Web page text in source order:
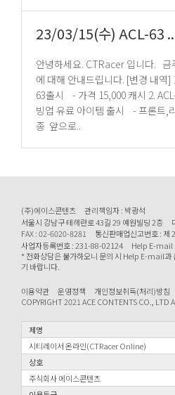
23/03/15(수) ACL-63 ..
안녕하세요. CTRacer 입니다. 금주 정기점검시 변경된내역
에 대해 안내드립니다. [변경 내역] 1. 신규 S클래스 차량 ACL-
63출시 - 가격 15,000 캐시 2. ACL-63 전용 드레스업,드라이
빙업 유료 아이템 출시 - 프론트,리어,사이드,윙 4종 - 휠 1
종 앞으로..
(주)에이스콘텐츠
관리책임자 : 박광석
서울시 강남구 테헤란로 43길 29 예원빌딩 2층
FAX : 02-6020-8281
통신판매업신고번호 :
사업자등록번호 : 231-88-02124
Help E-
* 전화상담은 불가하오니 문의 시 Help E-mail과
기 바랍니다.
이용약관 운영정책
개인정보취득(처리)방침
COPYRIGHT 2021 ACE CONTENTS CO., LTD
제명
시티레이서 온라인(CTRacer Online)
상호
주식회사 에이스콘텐츠